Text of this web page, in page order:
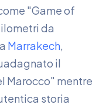
"Game of
da
Marrakech,
il
Marocco" mentre
storia